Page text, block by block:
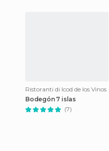
Ristoranti di Icod de los Vinos
Bodegón 7 islas
(7)